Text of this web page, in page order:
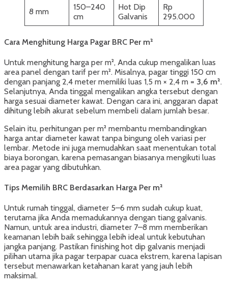
8 mm
150–240
cm
Hot Dip
Galvanis
Rp
295.000
Cara Menghitung Harga Pagar BRC Per m²
Untuk menghitung harga per m², Anda cukup mengalikan luas
area panel dengan tarif per m². Misalnya, pagar tinggi 150 cm
dengan panjang 2,4 meter memiliki luas 1,5 m × 2,4 m = 3,6 m².
Selanjutnya, Anda tinggal mengalikan angka tersebut dengan
harga sesuai diameter kawat. Dengan cara ini, anggaran dapat
dihitung lebih akurat sebelum membeli dalam jumlah besar.
Selain itu, perhitungan per m² membantu membandingkan
harga antar diameter kawat tanpa bingung oleh variasi per
lembar. Metode ini juga memudahkan saat menentukan total
biaya borongan, karena pemasangan biasanya mengikuti luas
area pagar yang dibutuhkan.
Tips Memilih BRC Berdasarkan Harga Per m²
Untuk rumah tinggal, diameter 5–6 mm sudah cukup kuat,
terutama jika Anda memadukannya dengan tiang galvanis.
Namun, untuk area industri, diameter 7–8 mm memberikan
keamanan lebih baik sehingga lebih ideal untuk kebutuhan
jangka panjang. Pastikan finishing hot dip galvanis menjadi
pilihan utama jika pagar terpapar cuaca ekstrem, karena lapisan
tersebut menawarkan ketahanan karat yang jauh lebih
maksimal.